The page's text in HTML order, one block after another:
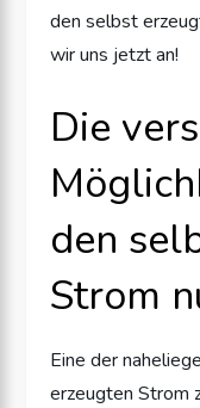
den selbst
wir uns jetzt an!
Die
den
Strom
Eine der
erzeugten Strom